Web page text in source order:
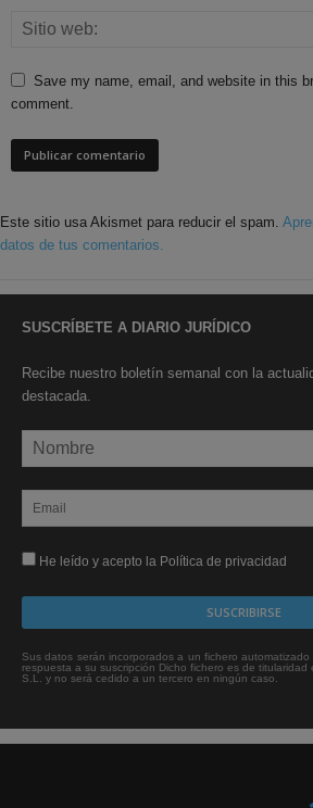
Save my name, email, and website in this
comment.
Este sitio usa Akismet para reducir el spam.
datos de tus comentarios.
SUSCRÍBETE A DIARIO JURÍDICO
Recibe nuestro boletín semanal con la
destacada.
He leído y acepto la Política de privacidad
Sus datos serán incorporados a un fichero
respuesta a su suscripción Dicho fichero es de titularidad
S.L. y no será cedido a un tercero en ningún caso.